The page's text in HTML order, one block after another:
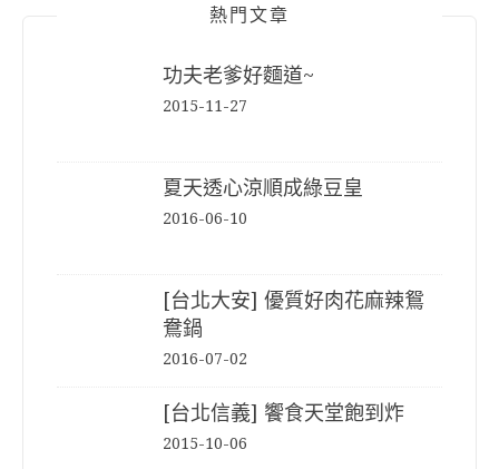
熱門文章
功夫老爹好麵道~
2015-11-27
夏天透心涼順成綠豆皇
2016-06-10
[台北大安] 優質好肉花麻辣鴛
鴦鍋
2016-07-02
[台北信義] 饗食天堂飽到炸
2015-10-06